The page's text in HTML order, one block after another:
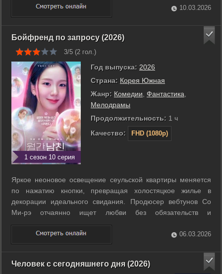
понимает, что официальным путем правды не добиться. Хон
Гым Бо меняет ...
10.03.2026
Бойфренд по запросу (2026)
3/5 (2 гол.)
1 сезон 10 серия
Год выпуска: 2026
Страна: Корея Южная
Жанр: Комедии Фантастика
Мелодрамы
Продолжительность: 1 ч
Качество:
FHD (1080p)
Яркое неоновое освещение сеульской квартиры меняется
по нажатию кнопки, превращая холостяцкое жилье в
декорации идеального свидания. Продюсер вебтунов Со
Ми-рэ отчаянно ищет любви без обязательств и
подписывается на сервис, где можно выбрать безупречного
цифрового парня. Она хочет контролировать чувства, но
система выдает критический сбой. Ее ...
06.03.2026
Человек с сегодняшнего дня (2026)